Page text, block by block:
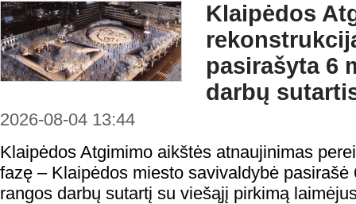
Klaipėdos
pasirašyta 6
darbų
2026-08-04 13:44
Klaipėdos Atgimimo aikštės atnaujinimas
fazę – Klaipėdos miesto savivaldybė
rangos darbų sutartį su viešąjį pirkimą